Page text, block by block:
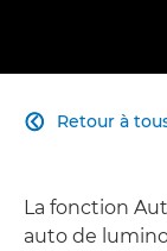
Retour à

La fonction
auto de